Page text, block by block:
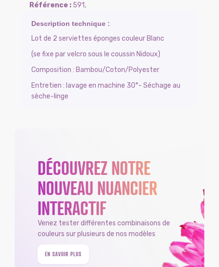
591,
Lot de 2 serviettes éponges couleur Blanc
(se fixe par velcro sous le coussin Nidoux)
Composition : Bambou/Coton/Polyester
Entretien : lavage en machine 30°- Séchage au
sèche-linge
DÉCOUVREZ NOTRE
NOUVEAU NUANCIER
INTERACTIF
Venez tester différentes combinaisons de
couleurs sur plusieurs de nos modèles
EN SAVOIR PLUS